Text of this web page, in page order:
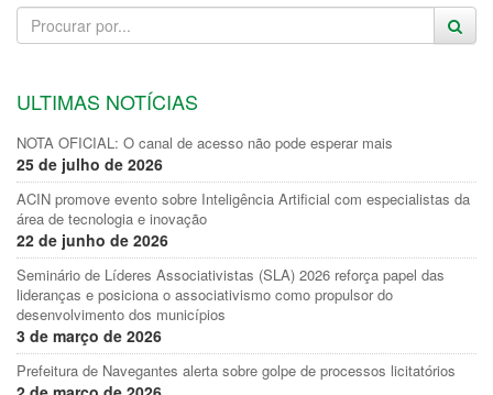
ULTIMAS NOTÍCIAS
NOTA OFICIAL: O canal de acesso não pode esperar mais
25 de julho de 2026
ACIN promove evento sobre Inteligência Artificial com especialistas da
área de tecnologia e inovação
22 de junho de 2026
Seminário de Líderes Associativistas (SLA) 2026 reforça papel das
lideranças e posiciona o associativismo como propulsor do
desenvolvimento dos municípios
3 de março de 2026
Prefeitura de Navegantes alerta sobre golpe de processos licitatórios